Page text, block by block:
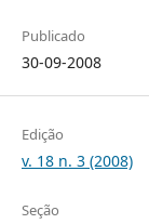
Publicado
30-09-2008
Edição
v. 18 n. 3 (2008)
Seção